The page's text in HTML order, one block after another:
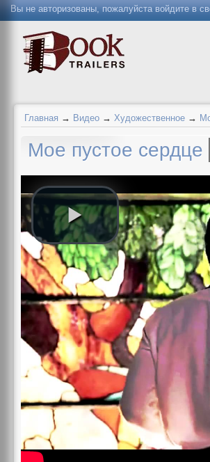
Вы не авторизованы, пожалуйста войдите в
Главная → Видео → Художественное →
Мое пустое сердце